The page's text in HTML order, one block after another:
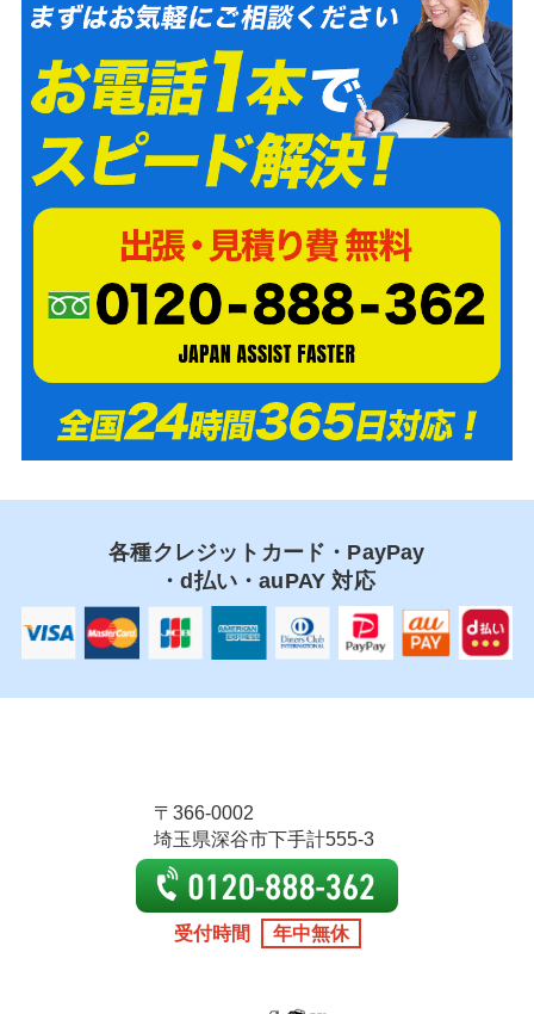
各種クレジットカード・PayPay
・d払い・auPAY 対応
〒366-0002
埼玉県深谷市下手計555-3
受付時間 年中無休